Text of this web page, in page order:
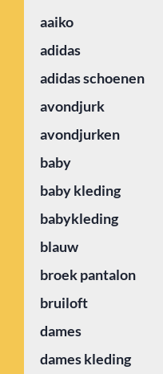
aaiko
adidas
adidas schoenen
avondjurk
avondjurken
baby
baby kleding
babykleding
blauw
broek pantalon
bruiloft
dames
dames kleding